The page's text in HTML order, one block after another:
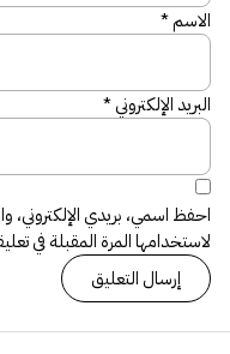
الاسم*
البريد الإلكتروني*
احفظ اسمي، بريدي الإلكتروني،
لاستخدامها المرة المقبلة في